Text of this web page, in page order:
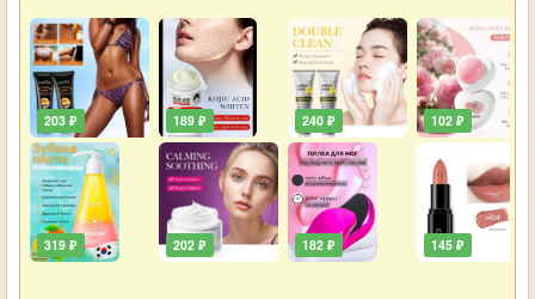
203 ₽
319 ₽
189 ₽
202 ₽
240 ₽
182 ₽
102 ₽
145 ₽